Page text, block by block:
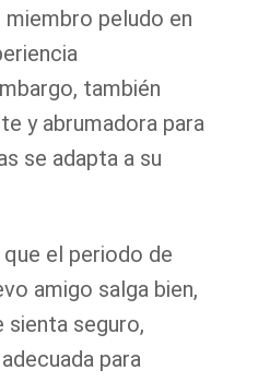
peludo en
también
y abrumadora para
se adapta a su
el periodo de
amigo salga bien,
sienta seguro,
para